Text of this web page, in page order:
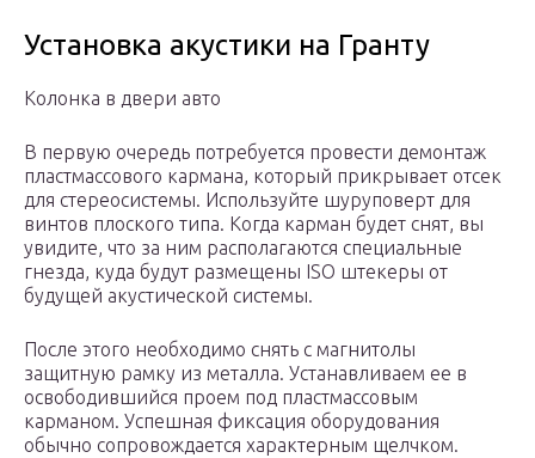
Установка акустики на Гранту
Колонка в двери авто
В первую очередь потребуется провести демонтаж
пластмассового кармана, который прикрывает отсек
для стереосистемы. Используйте шуруповерт для
винтов плоского типа. Когда карман будет снят, вы
увидите, что за ним располагаются специальные
гнезда, куда будут размещены ISO штекеры от
будущей акустической системы.
После этого необходимо снять с магнитолы
защитную рамку из металла. Устанавливаем ее в
освободившийся проем под пластмассовым
карманом. Успешная фиксация оборудования
обычно сопровождается характерным щелчком.